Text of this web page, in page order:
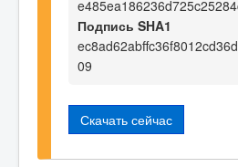
Подпись SHA1
09
Скачать сейчас